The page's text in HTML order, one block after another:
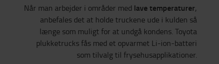
Når man arbejder i områder med lave temperaturer,
anbefales det at holde truckene ude i kulden så
længe som muligt for at undgå kondens. Toyota
plukketrucks fås med et opvarmet Li-ion-batteri
som tilvalg til frysehusapplikationer.